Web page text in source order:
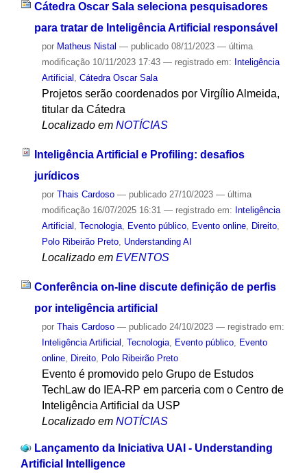
Cátedra Oscar Sala seleciona pesquisadores
para tratar de Inteligência Artificial responsável
por Matheus Nistal — publicado08/11/2023 — última
modificação10/11/2023 17:43 — registrado em: Inteligência
Artificial , Cátedra Oscar Sala
Projetos serão coordenados por Virgílio Almeida,
titular da Cátedra
Localizado em NOTÍCIAS
Inteligência Artificial e Profiling: desafios
jurídicos
por Thais Cardoso — publicado27/10/2023 — última
modificação16/07/2025 16:31 — registrado em: Inteligência
Artificial , Tecnologia, Evento público, Evento online, Direito,
Polo Ribeirão Preto, Understanding AI
Localizado em EVENTOS
Conferência on-line discute definição de perfis
por inteligência artificial
por Thais Cardoso — publicado24/10/2023 — registrado em:
Inteligência Artificial
Tecnologia, Evento público,
Evento
online, Direito, Polo Ribeirão Preto
Evento é promovido pelo Grupo de Estudos
TechLaw do IEA-RP em parceria com o Centro de
Inteligência Artificial da USP
Localizado em NOTÍCIAS
Lançamento da Iniciativa UAI - Understanding
Artificial Intelligence